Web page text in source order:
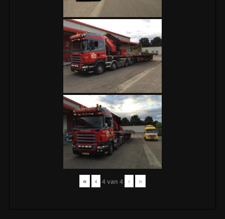
« ‹ 4van 4 › »